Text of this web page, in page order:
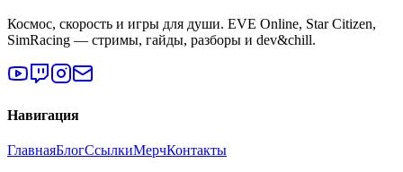
Космос, скорость и игры для души. EVE Online, Star Citizen,
SimRacing — стримы, гайды, разборы и dev&chill.
Навигация
ГлавнаяБлогСсылкиМерчКонтакты